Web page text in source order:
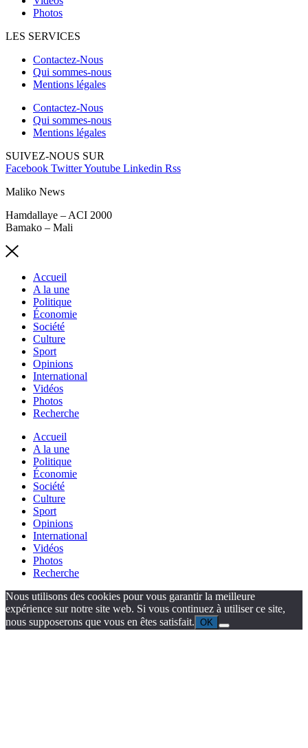
Photos
LES SERVICES
Contactez-Nous
Qui sommes-nous
Mentions légales
Contactez-Nous
Qui sommes-nous
Mentions légales
SUIVEZ-NOUS SUR
Facebook TwitterYoutube Linkedin Rss
Maliko News
Hamdallaye – ACI 2000
Bamako – Mali
Accueil
A la une
Politique
Économie
Société
Culture
Sport
Opinions
International
Vidéos
Photos
Recherche
Accueil
A la une
Politique
Économie
Société
Culture
Sport
Opinions
International
Vidéos
Photos
Recherche
Nous utilisons des cookies pour vous garantir la meilleure
expérience sur notre site web. Si vous continuez à utiliser ce site,
nous supposerons que vous en êtes satisfait. OK